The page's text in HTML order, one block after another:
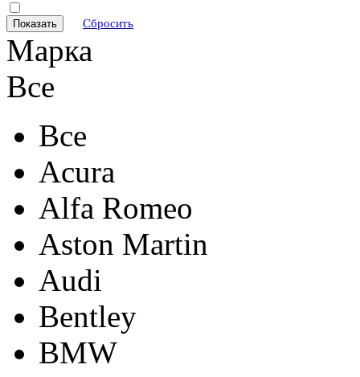
Сбросить
Марка
Все
Все
Acura
Alfa Romeo
Aston Martin
Audi
Bentley
BMW